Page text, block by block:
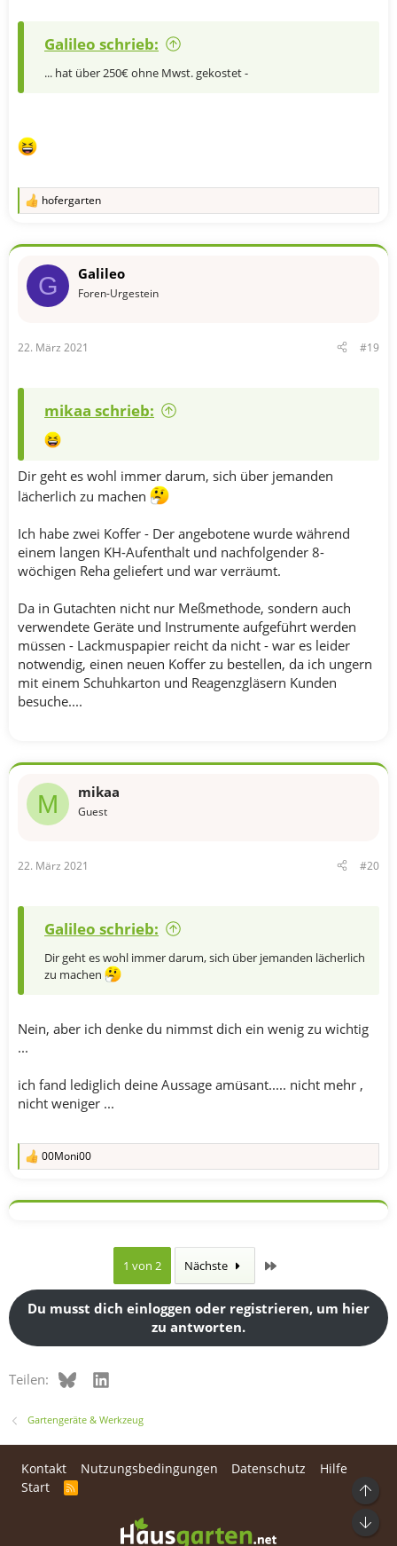
Galileo schrieb:
... hat über 250€ ohne Mwst. gekostet -
R
k
o
:
hofergarten
G Galileo
Foren-Urgestein
22. März 2021 #19
mikaa schrieb:
Dir geht es wohl immer darum, sich über jemanden
lächerlich zu machen
Ich habe zwei Koffer - Der angebotene wurde während
einem langen KH-Aufenthalt und nachfolgender 8-
wöchigen Reha geliefert und war verräumt.
Da in Gutachten nicht nur Meßmethode, sondern auch
verwendete Geräte und Instrumente aufgeführt werden
müssen - Lackmuspapier reicht da nicht - war es leider
notwendig, einen neuen Koffer zu bestellen, da ich ungern
mit einem Schuhkarton und Reagenzgläsern Kunden
besuche....
M mikaa
Guest
22. März 2021 #20
Galileo schrieb:
Dir geht es wohl immer darum, sich über jemanden lächerlich
zu machen
Nein, aber ich denke du nimmst dich ein wenig zu wichtig
...
ich fand lediglich deine Aussage amüsant..... nicht mehr ,
nicht weniger ...
R
k
n
00Moni00
1 von 2 Nächste
Du musst dich einloggen oder registrieren, um hier
zu antworten.
Teilen: BlueskyLinkedIn
Gartengeräte & Werkzeug
Kontakt Nutzungsbedingungen Datenschutz
Hilfe
Start
R